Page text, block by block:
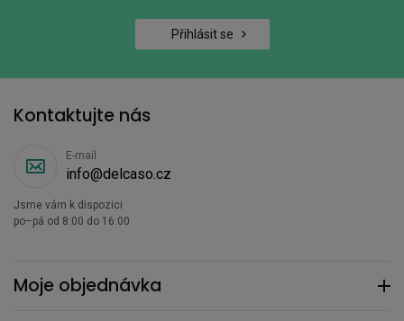
Přihlásit se
Moje objednávka
Kontaktujte nás
E-mail
info@delcaso.cz
Jsme vám k dispozici
po–pá od 8:00 do 16:00